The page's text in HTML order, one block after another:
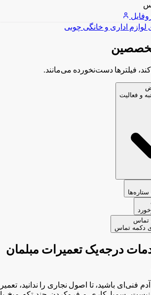
لوازم اداری و خانگی چوبی
فیلترها دست‌نخورده می‌مانند.
و فعالیت
تماس
دکمه تماس
درجه‌یک تعمیرات مبلمان
فنی‌ای باشید، تا اصول نجاری را ندانید، تعمیر